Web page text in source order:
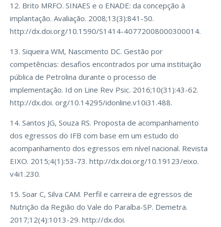
12. Brito MRFO. SINAES e o ENADE: da concepção à
implantação. Avaliação. 2008;13(3):841-50.
http://dx.doi.org/10.1590/S1414-40772008000300014.
13. Siqueira WM, Nascimento DC. Gestão por
competências: desafios encontrados por uma instituição
pública de Petrolina durante o processo de
implementação. Id on Line Rev Psic. 2016;10(31):43-62.
http://dx.doi. org/10.14295/idonline.v10i31.488.
14. Santos JG, Souza RS. Proposta de acompanhamento
dos egressos do IFB com base em um estudo do
acompanhamento dos egressos em nível nacional. Revista
EIXO. 2015;4(1):53-73. http://dx.doi.org/10.19123/eixo.
v4i1.230.
15. Soar C, Silva CAM. Perfil e carreira de egressos de
Nutrição da Região do Vale do Paraíba-SP. Demetra.
2017;12(4):1013-29. http://dx.doi.